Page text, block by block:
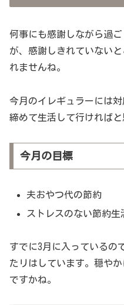
何事にも感謝しながら過
が、感謝しきれていない
れませんね。
今月のイレギュラーには
締めて生活して行ければ
今月の目標
夫おやつ代の節約
ストレスのない節約生
すでに3月に入っているの
たリはしています。穏や
ですかね。